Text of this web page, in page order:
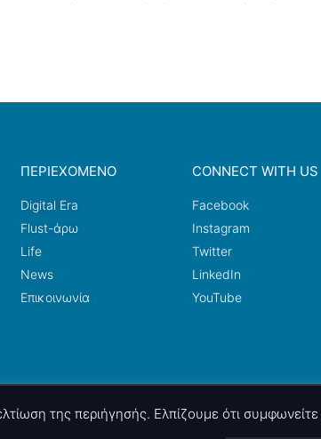
ΠΕΡΙΕΧΟΜΕΝΟ
Digital Era
Flust-άρω
Life
News
Επικοινωνία
CONNECT WITH US
Facebook
Instagram
Twitter
LinkedIn
YouTube
της περιήγησής. Ελπίζουμε ότι